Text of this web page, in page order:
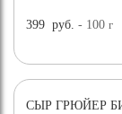
399 руб. - 100г
СЫР ГРЮЙЕР